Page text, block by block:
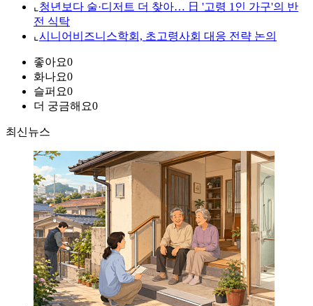
⌞ 청년보다 술·디저트 더 찾아… 日 '고령 1인 가구'의 반
전 식탁
⌞ 시니어비즈니스학회, 초고령사회 대응 전략 논의
좋아요0
화나요0
슬퍼요0
더 궁금해요0
최신뉴스